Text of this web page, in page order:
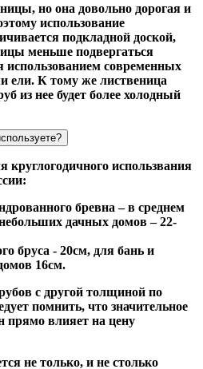
но она довольно дорогая и
использование
подкладной доской,
меньше подвергаться
использованием современных
ели. К тому же лиственица
из нее будет более холодный
использвания
бревна – в среднем
дачных домов – 22-
бруса - 20см, для бань и
16см.
с другой толщиной по
помнить, что значительное
прямо влияет на цену
не только, и не столько